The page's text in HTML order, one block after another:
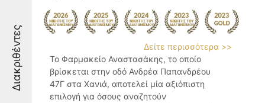
Διακριθέντες
Δείτε περισσότερα >>
Το Φαρμακείο Αναστασάκης, το οποίο
βρίσκεται στην οδό Ανδρέα Παπανδρέου
47Γ στα Χανιά, αποτελεί μία αξιόπιστη
επιλογή για όσους αναζητούν